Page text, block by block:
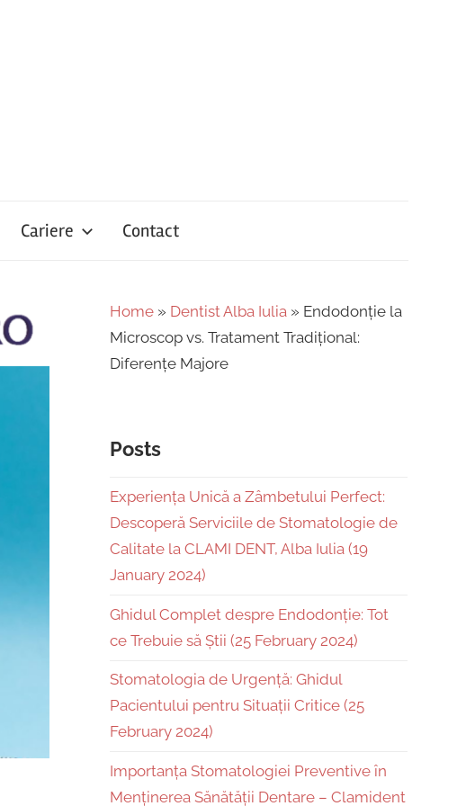
Cariere Contact
Home » Dentist Alba Iulia » Endodonție la
Microscop vs. Tratament Tradițional:
Diferențe Majore
Posts
Experiența Unică a Zâmbetului Perfect:
Descoperă Serviciile de Stomatologie de
Calitate la CLAMI DENT, Alba Iulia (19
January 2024)
Ghidul Complet despre Endodonție: Tot
ce Trebuie să Știi (25 February 2024)
Stomatologia de Urgență: Ghidul
Pacientului pentru Situații Critice (25
February 2024)
Importanța Stomatologiei Preventive în
Menținerea Sănătății Dentare – Clamident